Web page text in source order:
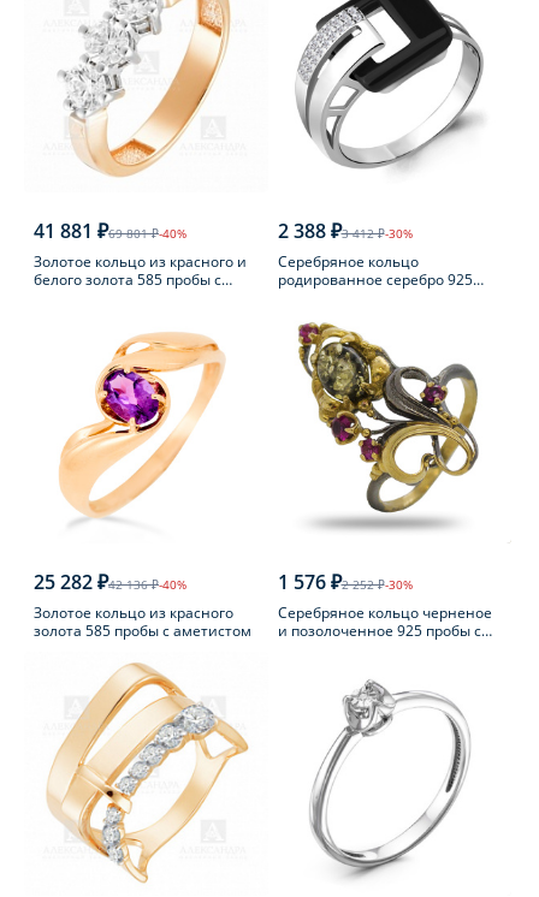
41 881 ₽69 801 ₽-40%
Золотое кольцо из красного и
белого золота 585 пробы с
2 388 ₽3 412 ₽-30%
Серебряное кольцо
родированное серебро 925
25 282 ₽42 136 ₽-40%
Золотое кольцо из красного
золота 585 пробы с аметистом
1 576 ₽2 252 ₽-30%
Серебряное кольцо черненое
и позолоченное 925 пробы с